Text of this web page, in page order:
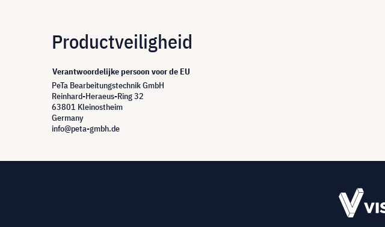
Productveiligheid
Verantwoordelijke persoon voor de EU
PeTa Bearbeitungstechnik GmbH
Reinhard-Heraeus-Ring 32
63801 Kleinostheim
Germany
info@peta-gmbh.de